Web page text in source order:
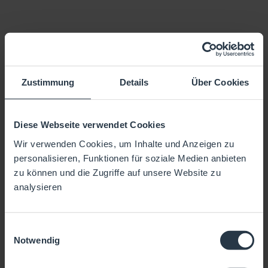
Zustimmung Details Über Cookies
Diese Webseite verwendet Cookies
Wir verwenden Cookies, um Inhalte und Anzeigen zu
personalisieren, Funktionen für soziale Medien anbieten
zu können und die Zugriffe auf unsere Website zu
analysieren
Notwendig
Optimierung Ihrer Online-
Sichtbarkeit
15/5/2024 • 11 Minuten Lesezeit